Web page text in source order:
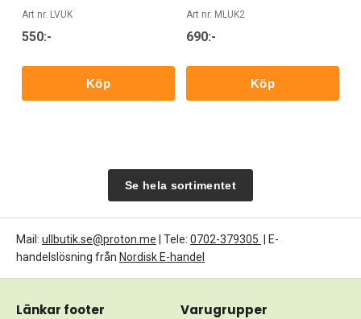
Art nr. LVUK
550:-
Köp
Art nr. MLUK2
690:-
Köp
Se hela sortimentet
Mail: ullbutik.se@proton.me | Tele: 0702-379305
| E-
handelslösning från Nordisk E-handel
Länkar footer Varugrupper